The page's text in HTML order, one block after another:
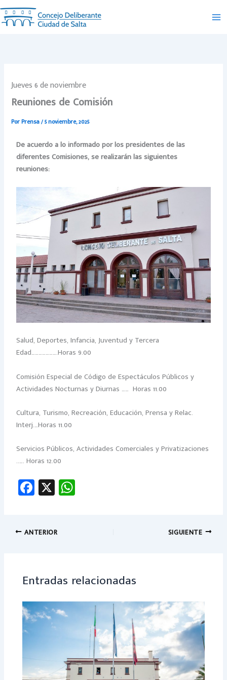
Ir
al
contenido
Jueves 6 de noviembre
Reuniones de Comisión
PorPrensa/5 noviembre, 2025
De acuerdo a lo informado por los presidentes de las
diferentes Comisiones, serealizarán las siguientes
reuniones:
Salud, Deportes, Infancia, Juventud y Tercera
Edad………………….Horas 9.00
Comisión Especial de Código de Espectáculos Públicos y
Actividades Nocturnas y Diurnas …… Horas 11.00
Cultura, Turismo, Recreación, Educación, Prensa y Relac.
Interj.…Horas 11.00
Servicios Públicos, Actividades Comerciales y Privatizaciones
..…. Horas 12.00
Fa
ce
o
X
ANTERIOR SIGUIENTE
Entradas relacionadas